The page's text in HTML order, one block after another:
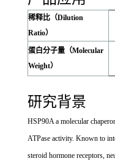
稀释比（Dilution
Ratio）
蛋白分子量（Molecular
Weight）
研究背景
HSP90A a molecular
ATPase activity. Known to
steroid hormone receptors,